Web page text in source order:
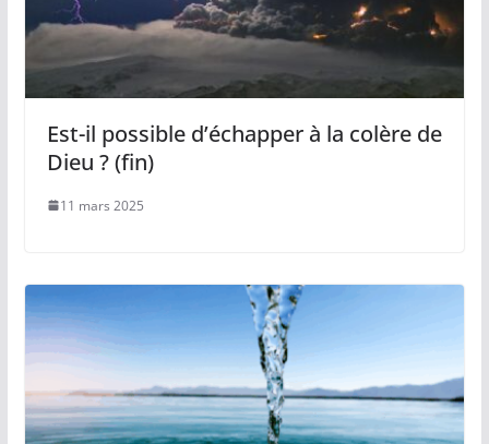
Est-il possible d’échapper à la colère de
Dieu ? (fin)
11 mars 2025